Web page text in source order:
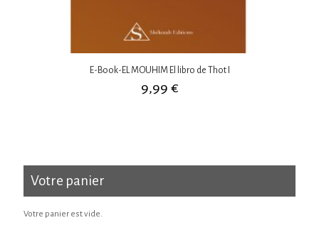
E-Book-EL MOUHIM El libro de Thot I
9,99 €
Votre panier
Votre panier est vide.